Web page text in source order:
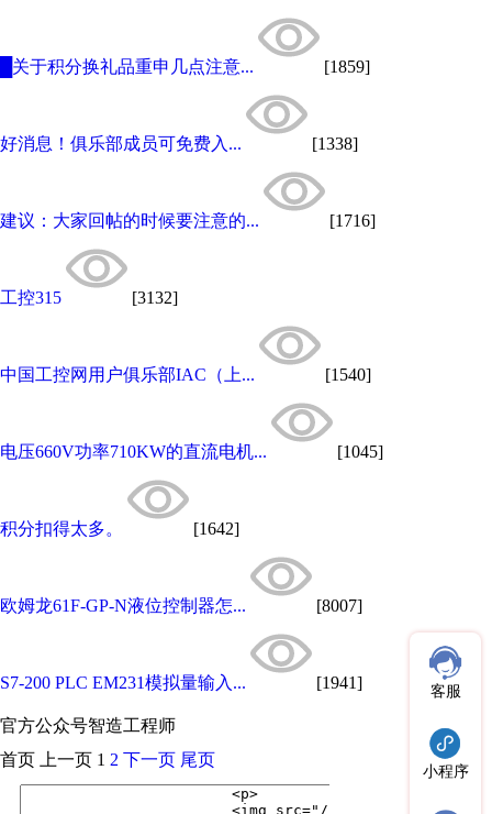
█关于积分换礼品重申几点注意... [1859]
好消息！俱乐部成员可免费入... [1338]
建议：大家回帖的时候要注意的... [1716]
工控315 [3132]
中国工控网用户俱乐部IAC（上... [1540]
电压660V功率710KW的直流电机... [1045]
积分扣得太多。 [1642]
欧姆龙61F-GP-N液位控制器怎... [8007]
S7-200 PLC EM231模拟量输入... [1941]
官方公众号智造工程师
客服
小程序
首页 上一页 1 2 下一页 尾页